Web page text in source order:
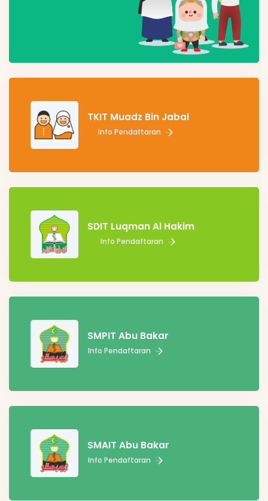
TKIT Muadz Bin Jabal
Info Pendaftaran
SDIT Luqman Al Hakim
Info Pendaftaran
SMPIT Abu Bakar
Info Pendaftaran
SMAIT Abu Bakar
Info Pendaftaran